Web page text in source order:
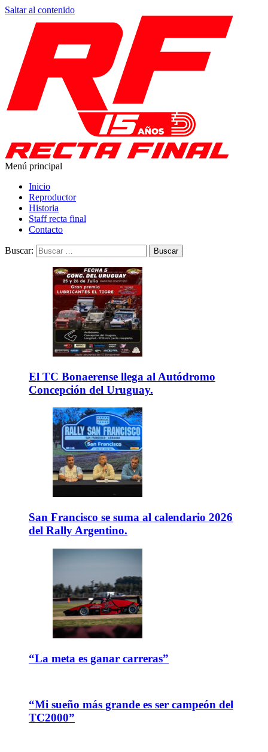
Saltar al contenido
Recta Final
Menú principal
Inicio
Reproductor
Historia
Staff recta final
Contacto
Buscar:
El TC Bonaerense llega al Autódromo
Concepción del Uruguay.
San Francisco se suma al calendario 2026
del Rally Argentino.
“La meta es ganar carreras”
“Mi sueño más grande es ser campeón del
TC2000”